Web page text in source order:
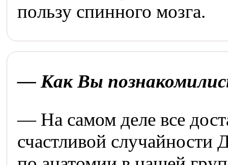
пользу спинного мозга.
— Как Вы
— На самом деле все
счастливой случайности